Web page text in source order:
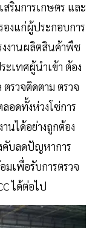
ริมการเกษตร และ
งแก่ผู้ประกอบการ
งงานผลิตสินค้าพืช
ะเทศผู้นำเข้า ต้อง
รวจติดตาม ตรวจ
อดทั้งห่วงโซ่การ
นได้อย่างถูกต้อง
คับลดปัญหาการ
มเพื่อรับการตรวจ
ได้ต่อไป